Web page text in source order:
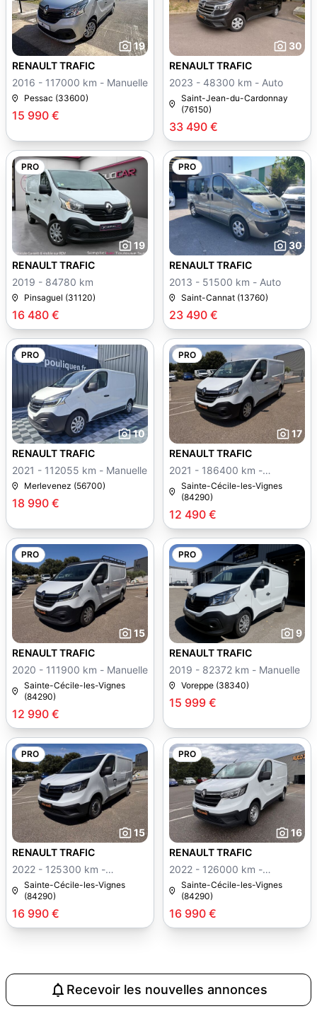
19
15 990 €
RENAULT TRAFIC
2016 - 117000 km - Manuelle
Pessac (33600)
30
33 490 €
RENAULT TRAFIC
2023 - 48300 km - Auto
Saint-Jean-du-Cardonnay
(76150)
PRO
19
16 480 €
RENAULT TRAFIC
2019 - 84780 km
Pinsaguel (31120)
PRO
30
23 490 €
RENAULT TRAFIC
2013 - 51500 km - Auto
Saint-Cannat (13760)
PRO
10
18 990 €
RENAULT TRAFIC
2021 - 112055 km - Manuelle
Merlevenez (56700)
PRO
17
12 490 €
RENAULT TRAFIC
2021 - 186400 km -
Manuelle
Sainte-Cécile-les-Vignes
(84290)
PRO
15
12 990 €
RENAULT TRAFIC
2020 - 111900 km - Manuelle
Sainte-Cécile-les-Vignes
(84290)
PRO
9
15 999 €
RENAULT TRAFIC
2019 - 82372 km - Manuelle
Voreppe (38340)
PRO
15
16 990 €
RENAULT TRAFIC
2022 - 125300 km -
Manuelle
Sainte-Cécile-les-Vignes
(84290)
PRO
16
16 990 €
RENAULT TRAFIC
2022 - 126000 km -
Manuelle
Sainte-Cécile-les-Vignes
(84290)
Recevoir les nouvelles annonces